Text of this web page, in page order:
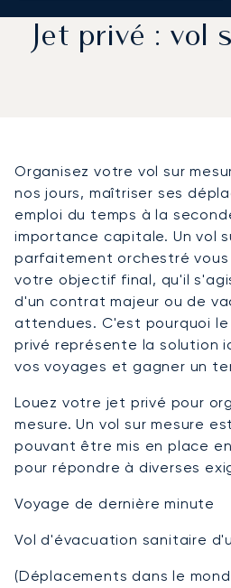
Jet privé : vol
Organisez votre vol sur
nos jours, maîtriser ses
emploi du temps à la
importance capitale. Un vol
parfaitement orchestré
votre objectif final, qu'il
d'un contrat majeur ou de
attendues. C'est pourquoi le
privé représente la solution
vos voyages et gagner un
Louez votre jet privé pour
mesure. Un vol sur mesure
pouvant être mis en place
pour répondre à diverses
Voyage de dernière minute
Vol d'évacuation sanitaire
(Déplacements dans le